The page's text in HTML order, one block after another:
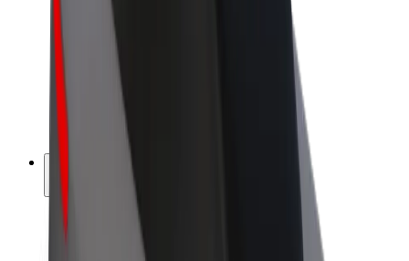
Kurjerpartnera ieņēmumi
Bolt Food tirgotāji
Reģistrē autoparku
Franšīzes